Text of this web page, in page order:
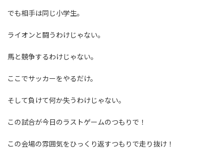
でも相手は同じ小学生。
ライオンと闘うわけじゃない。
馬と競争するわけじゃない。
ここでサッカーをやるだけ。
そして負けて何か失うわけじゃない。
この試合が今日のラストゲームのつもりで！
この会場の雰囲気をひっくり返すつもりで走り抜け！